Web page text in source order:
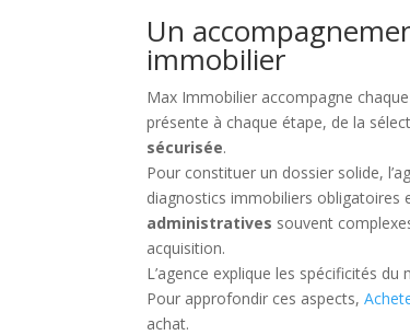
Un
immobilier
Max Immobilier accompagne
présente à chaque étape, de la
sécurisée.
Pour constituer un dossier solide,
diagnostics immobiliers obligatoires
administratives souvent
acquisition.
L’agence explique les spécificités
Pour approfondir ces aspects,
achat.